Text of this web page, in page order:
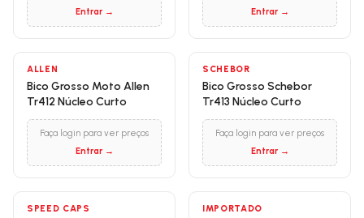
Entrar →
Entrar →
ALLEN
Bico Grosso Moto Allen
Tr412 Núcleo Curto
Faça login para ver preços
Entrar →
SCHEBOR
Bico Grosso Schebor
Tr413 Núcleo Curto
Faça login para ver preços
Entrar →
SPEED CAPS IMPORTADO